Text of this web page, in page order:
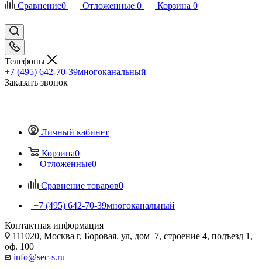
Сравнение0 Отложенные 0 Корзина 0
Телефоны
+7 (495) 642-70-39многоканальный
Заказать звонок
Личный кабинет
Корзина0
Отложенные0
Сравнение товаров0
+7 (495) 642-70-39многоканальный
Контактная информация
111020, Москва г, Боровая. ул, дом 7, строение 4, подъезд 1,
оф. 100
info@sec-s.ru